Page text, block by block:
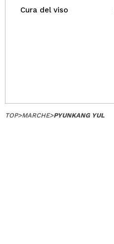
Cura del viso
TOP>MARCHE>PYUNKANG YUL